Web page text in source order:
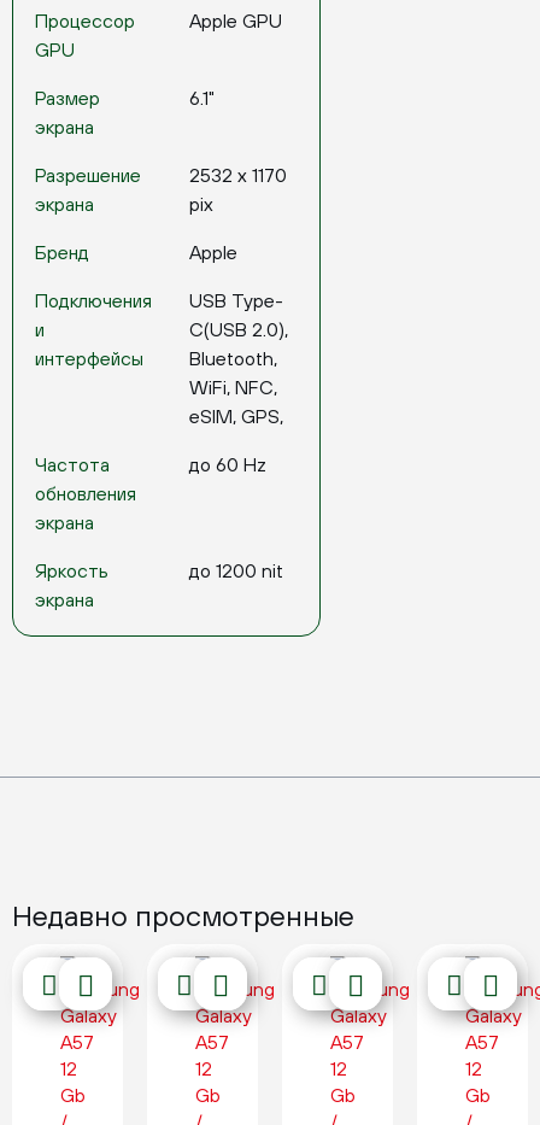
Процессор
GPU
Apple GPU
Размер
экрана
6.1"
Разрешение
экрана
2532 x 1170
pix
Бренд Apple
Подключения
и
интерфейсы
USB Type-
C(USB 2.0),
Bluetooth,
WiFi, NFC,
eSIM, GPS,
Частота
обновления
экрана
до 60 Hz
Яркость
экрана
до 1200 nit
Недавно просмотренные